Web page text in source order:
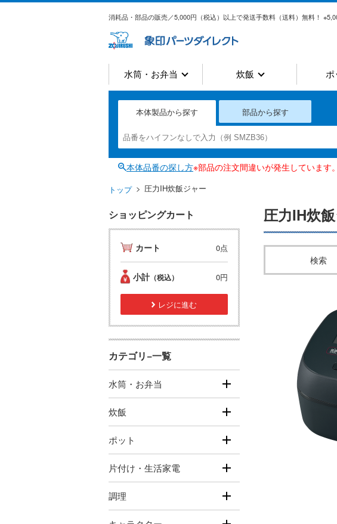
消耗品・部品の販売／5,000円（税込）以上で発送手数料（送料）無料！
水筒・お弁当 炊飯 ポ
本体製品から探す 部品から探す
本体品番の探し方※部品の注文間違いが発生しています
トップ 圧力IH炊飯ジャー
圧力IH炊
検索
ショッピングカート
カート 0点
小計 （税込） 0円
レジに進む
カテゴリ−一覧
水筒・お弁当
炊飯
ポット
片付け・生活家電
調理